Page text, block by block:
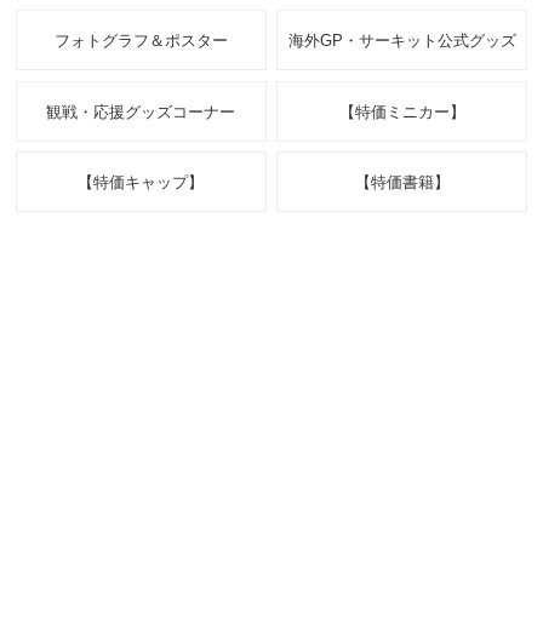
フォトグラフ＆ポスター 海外GP・サーキット公式グッズ
観戦・応援グッズコーナー 【特価ミニカー】
【特価キャップ】 【特価書籍】